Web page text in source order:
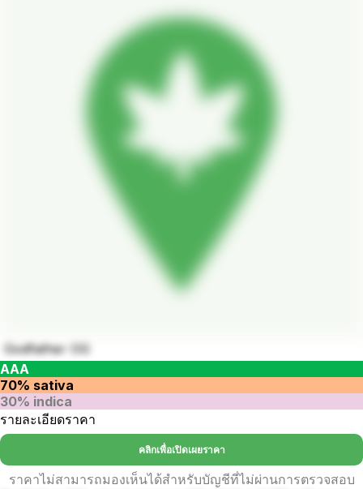
Godfather OG
AAA
70% sativa
30% indica
รายละเอียดราคา
คลิกเพื่อเปิดเผยราคา
ราคาไม่สามารถมองเห็นได้สำหรับบัญชีที่ไม่ผ่านการตรวจสอบ